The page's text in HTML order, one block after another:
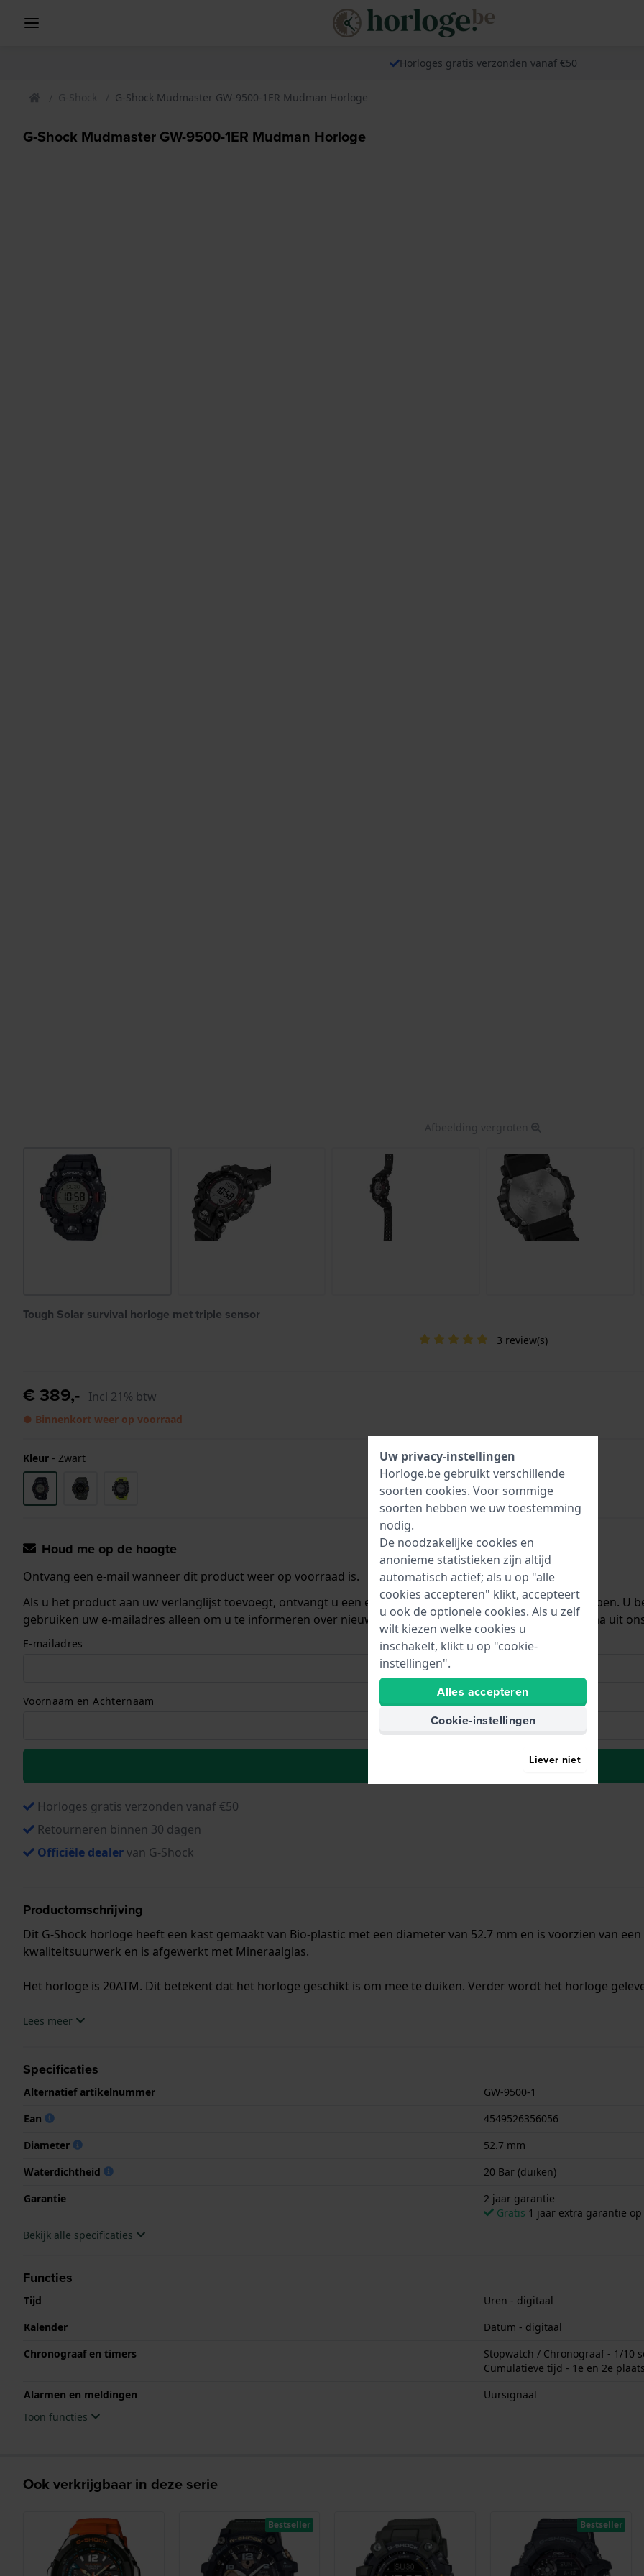
Horloges gratis verzonden vanaf €50
G-Shock G-Shock Mudmaster GW-9500-1ER Mudman Horloge
G-Shock Mudmaster GW-9500-1ER Mudman Horloge
Afbeelding vergroten
Tough Solar survival horloge met triple sensor
3 review(s)
€ 389,- Incl 21% btw
● Binnenkort weer op voorraad
Kleur - Zwart
Houd me op de hoogte
Ontvang een e-mail wanneer dit product weer op voorraad is.
Als u het product aan uw verlanglijst toevoegt, ontvangt u een e-mail zodra we het weer op voorraad hebben. U
gebruiken uw e-mailadres alleen om u te informeren over nieuwe voorraad. Het wordt onmiddellijk daarna uit
E-mailadres
Voornaam en Achternaam
Naar wenslijst
Horloges gratis verzonden vanaf €50
Retourneren binnen 30 dagen
Officiële dealervan G-Shock
Productomschrijving
Dit G-Shock horloge heeft een kast gemaakt van Bio-plastic met een diameter van 52.7 mm en is voorzien van
kwaliteitsuurwerk en is afgewerkt met Mineraalglas.
Het horloge is 20ATM. Dit betekent dat het horloge geschikt is om mee te duiken. Verder wordt het horloge
.Lees meer
Specificaties
Alternatief artikelnummer
GW-9500-1
Ean
4549526356056
Diameter
52.7 mm
Waterdichtheid
20 Bar (duiken)
Garantie
2 jaar garantie
Gratis 1 jaar extra garantie
Bekijk alle specificaties
Functies
Tijd
Uren - digitaal
Kalender
Datum - digitaal
Chronograaf en timers
Stopwatch / Chronograaf - 1/10
Cumulatieve tijd - 1e en 2e
Alarmen en meldingen
Uursignaal
Toon functies
Ook verkrijgbaar in deze serie
Bestseller Bestseller
Uw privacy-instellingen
Horloge.be gebruikt verschillende
soorten cookies. Voor sommige
soorten hebben we uw toestemming
nodig.
De noodzakelijke cookies en
anonieme statistieken zijn altijd
automatisch actief; als u op "alle
cookies accepteren" klikt, accepteert
u ook de optionele cookies. Als u zelf
wilt kiezen welke cookies u
inschakelt, klikt u op "cookie-
instellingen".
Alles accepteren
Cookie-instellingen
Liever niet